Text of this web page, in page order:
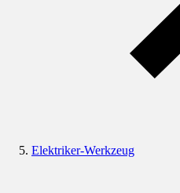
Elektriker-Werkzeug